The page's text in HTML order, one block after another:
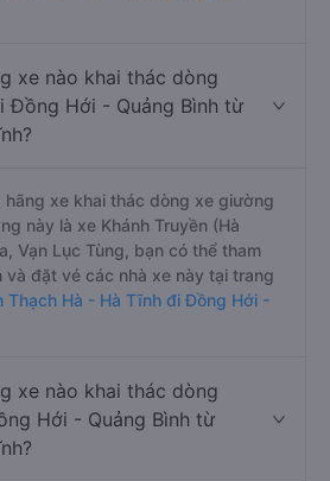
xe nào khai thác dòng
Đồng Hới - Quảng Bình từ
hãng xe khai thác dòng xe giường
này là xe Khánh Truyền (Hà
Vạn Lục Tùng, bạn có thể tham
và đặt vé các nhà xe này tại trang
Thạch Hà - Hà Tĩnh đi Đồng Hới -
xe nào khai thác dòng
Hới - Quảng Bình từ